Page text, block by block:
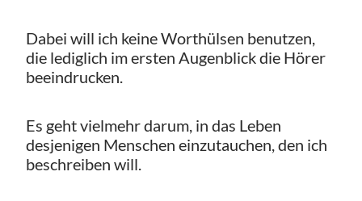
Dabei will ich keine Worthülsen benutzen,
die lediglich im ersten Augenblick die Hörer
beeindrucken.
Es geht vielmehr darum, in das Leben
desjenigen Menschen einzutauchen, den ich
beschreiben will.